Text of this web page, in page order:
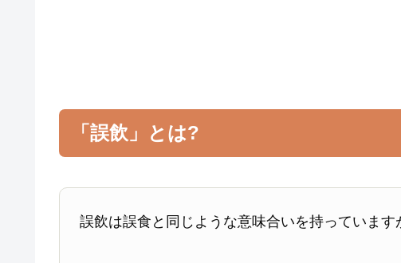
「誤飲」とは?
誤飲は誤食と同じような意味合いを持っています